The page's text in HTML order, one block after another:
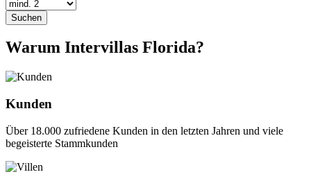
Suchen
Warum Intervillas Florida?
Kunden
Über 18.000 zufriedene Kunden in den letzten Jahren und viele
begeisterte Stammkunden